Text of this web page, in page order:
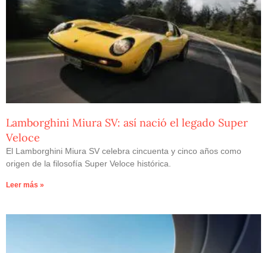
Lamborghini Miura SV: así nació el legado Super
Veloce
El Lamborghini Miura SV celebra cincuenta y cinco años como
origen de la filosofía Super Veloce histórica.
Leer más »